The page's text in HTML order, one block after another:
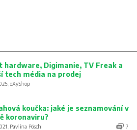
hardware, Digimanie, TV Freak a
tech média na prodej
oXyShop
koučka: jaké je seznamování v
koronaviru?
Pavlína Pöschl 7